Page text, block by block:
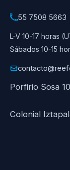
55 7508 5663
L-V 10-17 horas
Sábados 10-15
Porfirio Sosa
Colonial